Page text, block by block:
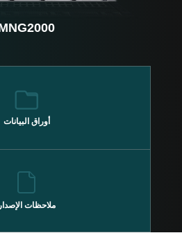
أوراق البيانات
ملاحظات الإصدار